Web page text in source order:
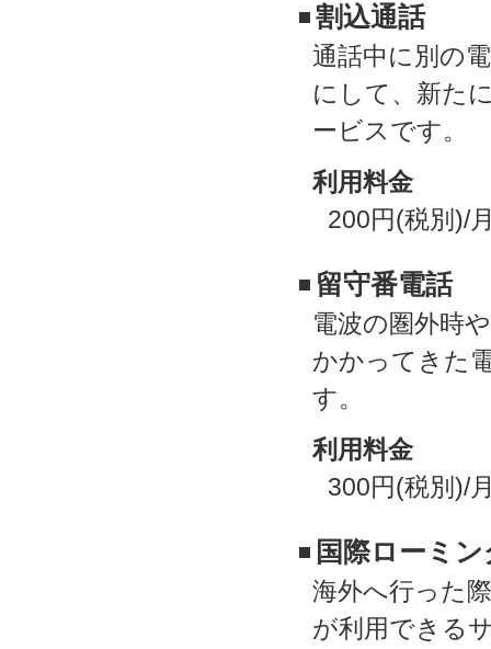
割込通話
通話中に別の
にして、新た
ービスです。
利用料金
200円(税別)/
留守番電話
電波の圏外時
かかってきた
す。
利用料金
300円(税別)/
国際ローミン
海外へ行った
が利用できる